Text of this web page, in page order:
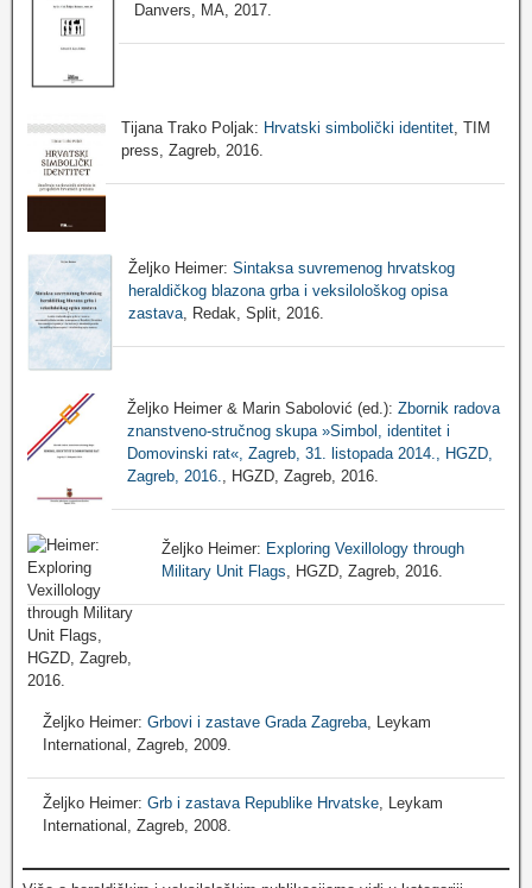
Danvers, MA, 2017.
Tijana Trako Poljak: Hrvatski simbolički identitet , TIM
press, Zagreb, 2016.
Željko Heimer: Sintaksa suvremenog hrvatskog
heraldičkog blazona grba i veksilološkog opisa
zastava, Redak, Split, 2016.
Željko Heimer & Marin Sabolović (ed.): Zbornik radova
znanstveno-stručnog skupa »Simbol, identitet i
Domovinski rat«, Zagreb, 31. listopada 2014., HGZD,
Zagreb, 2016.
, HGZD, Zagreb, 2016.
Željko Heimer: Exploring Vexillology through
Military Unit Flags , HGZD, Zagreb, 2016.
Željko Heimer: Grbovi i zastave Grada Zagreba , Leykam
International, Zagreb, 2009.
Željko Heimer: Grb i zastava Republike Hrvatske, Leykam
International, Zagreb, 2008.